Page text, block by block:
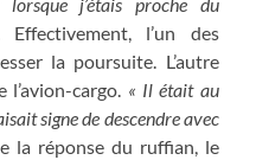
l’un des
la poursuite. L’autre
cargo. « Il était au
signe de descendre avec
la réponse du ruffian, le